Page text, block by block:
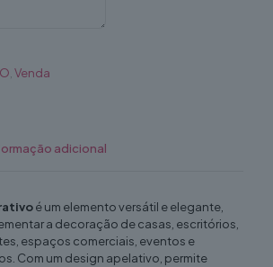
,Venda
adicional
é um elemento versátil e elegante,
a decoração de casas, escritórios,
espaços comerciais, eventos e
Com um design apelativo, permite